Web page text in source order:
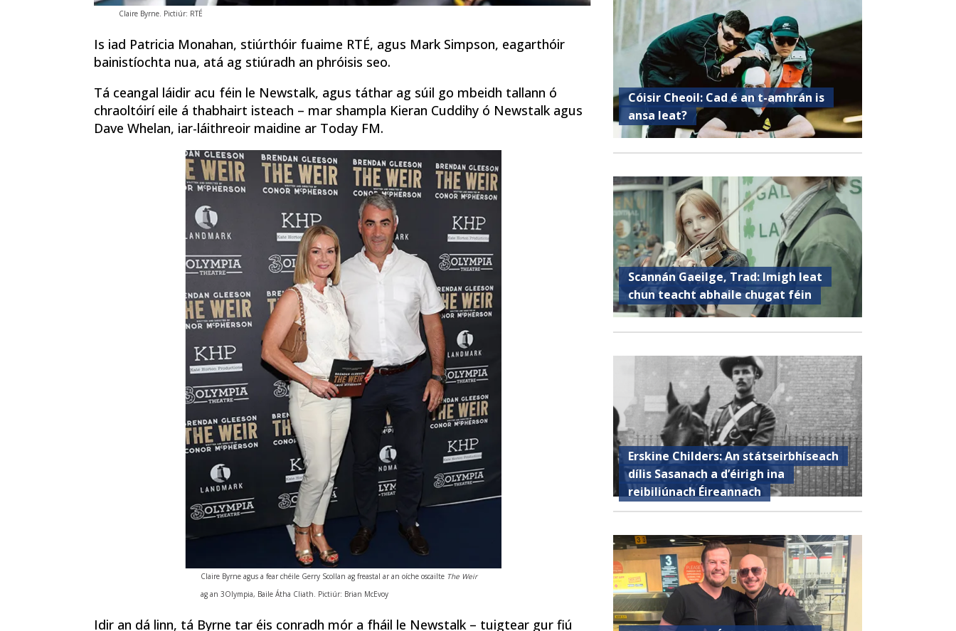
Claire Byrne. Pictiúr: RTÉ
Is iad Patricia Monahan, stiúrthóir fuaime RTÉ, agus Mark Simpson, eagarthóir
bainistíochta nua, atá ag stiúradh an phróisis seo.
Tá ceangal láidir acu féin le Newstalk, agus táthar ag súil go mbeidh tallann ó
chraoltóirí eile á thabhairt isteach – mar shampla Kieran Cuddihy ó Newstalk agus
Dave Whelan, iar-láithreoir maidine ar Today FM.
Claire Byrne agus a fear chéile Gerry Scollan ag freastal ar an oíche oscailte The Weir
ag an 3Olympia, Baile Átha Cliath. Pictiúr: Brian McEvoy
Idir an dá linn, tá Byrne tar éis conradh mór a fháil le Newstalk – tuigtear gur fiú
Cóisir Cheoil: Cad é an t-amhrán is
ansa leat?
Scannán Gaeilge, Trad: Imigh leat
chun teacht abhaile chugat féin
Erskine Childers: An státseirbhíseach
dílis Sasanach a d’éirigh ina
reibiliúnach Éireannach